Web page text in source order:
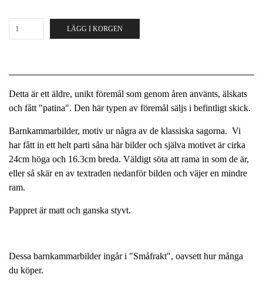
LÄGG I KORGEN
Detta är ett äldre, unikt föremål som genom åren använts, älskats
och fått "patina". Den här typen av föremål säljs i befintligt skick.
Barnkammarbilder, motiv ur några av de klassiska sagorna. Vi
har fått in ett helt parti såna här bilder och själva motivet är cirka
24cm höga och 16.3cm breda. Väldigt söta att rama in som de är,
eller så skär en av textraden nedanför bilden och väjer en mindre
ram.
Pappret är matt och ganska styvt.
Dessa barnkammarbilder ingår i "Småfrakt", oavsett hur många
du köper.